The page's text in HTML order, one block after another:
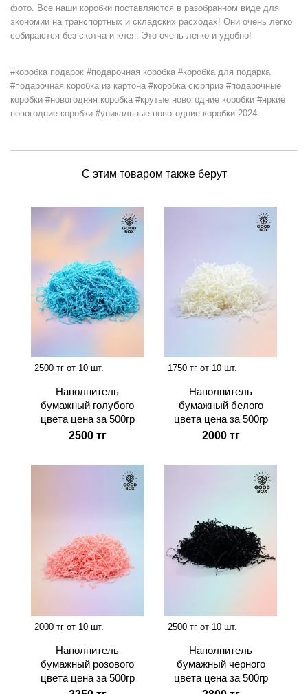
фото. Все наши коробки поставляются в разобранном виде для
экономии на транспортных и складских расходах! Они очень легко
собираются без скотча и клея. Это очень легко и удобно!
#коробка подарок #подарочная коробка #коробка для подарка
#подарочная коробка из картона #коробка сюрприз #подарочные
коробки #новогодняя коробка #крутые новогодние коробки #яркие
новогодние коробки #уникальные новогодние коробки 2024
С этим товаром также берут
2500 тг от 10 шт.
Наполнитель
бумажный голубого
цвета цена за 500гр
2500 тг
1750 тг от 10 шт.
Наполнитель
бумажный белого
цвета цена за 500гр
2000 тг
2000 тг от 10 шт.
Наполнитель
бумажный розового
цвета цена за 500гр
2500 тг от 10 шт.
Наполнитель
бумажный черного
цвета цена за 500гр